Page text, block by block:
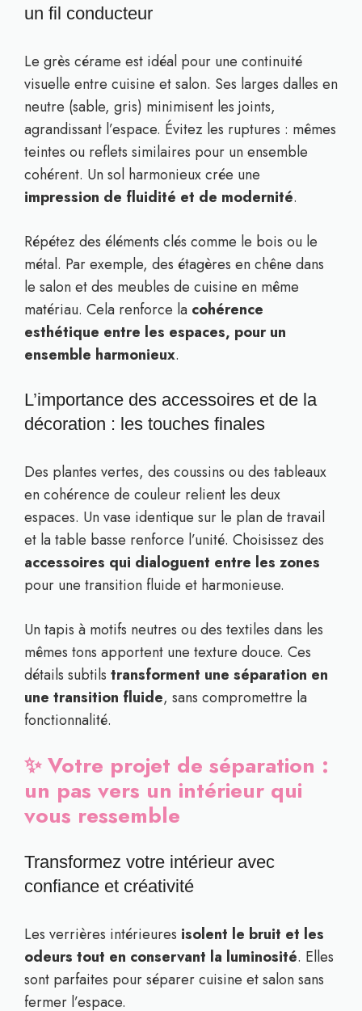
un fil conducteur
Le grès cérame est idéal pour une continuité
visuelle entre cuisine et salon. Ses larges dalles en
neutre (sable, gris) minimisent les joints,
agrandissant l’espace. Évitez les ruptures : mêmes
teintes ou reflets similaires pour un ensemble
cohérent. Un sol harmonieux crée une
impression de fluidité et de modernité.
Répétez des éléments clés comme le bois ou le
métal. Par exemple, des étagères en chêne dans
le salon et des meubles de cuisine en même
matériau. Cela renforce la cohérence
esthétique entre les espaces, pour un
ensemble harmonieux.
L’importance des accessoires et de la
décoration : les touches finales
Des plantes vertes, des coussins ou des tableaux
en cohérence de couleur relient les deux
espaces. Un vase identique sur le plan de travail
et la table basse renforce l’unité. Choisissez des
accessoires qui dialoguent entre les zones
pour une transition fluide et harmonieuse.
Un tapis à motifs neutres ou des textiles dans les
mêmes tons apportent une texture douce. Ces
détails subtils transforment une séparation en
une transition fluide, sans compromettre la
fonctionnalité.
✨ Votre projet de séparation :
un pas vers un intérieur qui
vous ressemble
Transformez votre intérieur avec
confiance et créativité
Les verrières intérieures isolent le bruit et les
odeurs tout en conservant la luminosité. Elles
sont parfaites pour séparer cuisine et salon sans
fermer l’espace.